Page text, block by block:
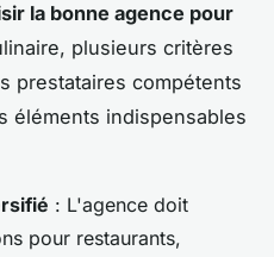
la bonne agence pour
plusieurs critères
prestataires compétents
éléments indispensables
: L'agence doit
pour restaurants,